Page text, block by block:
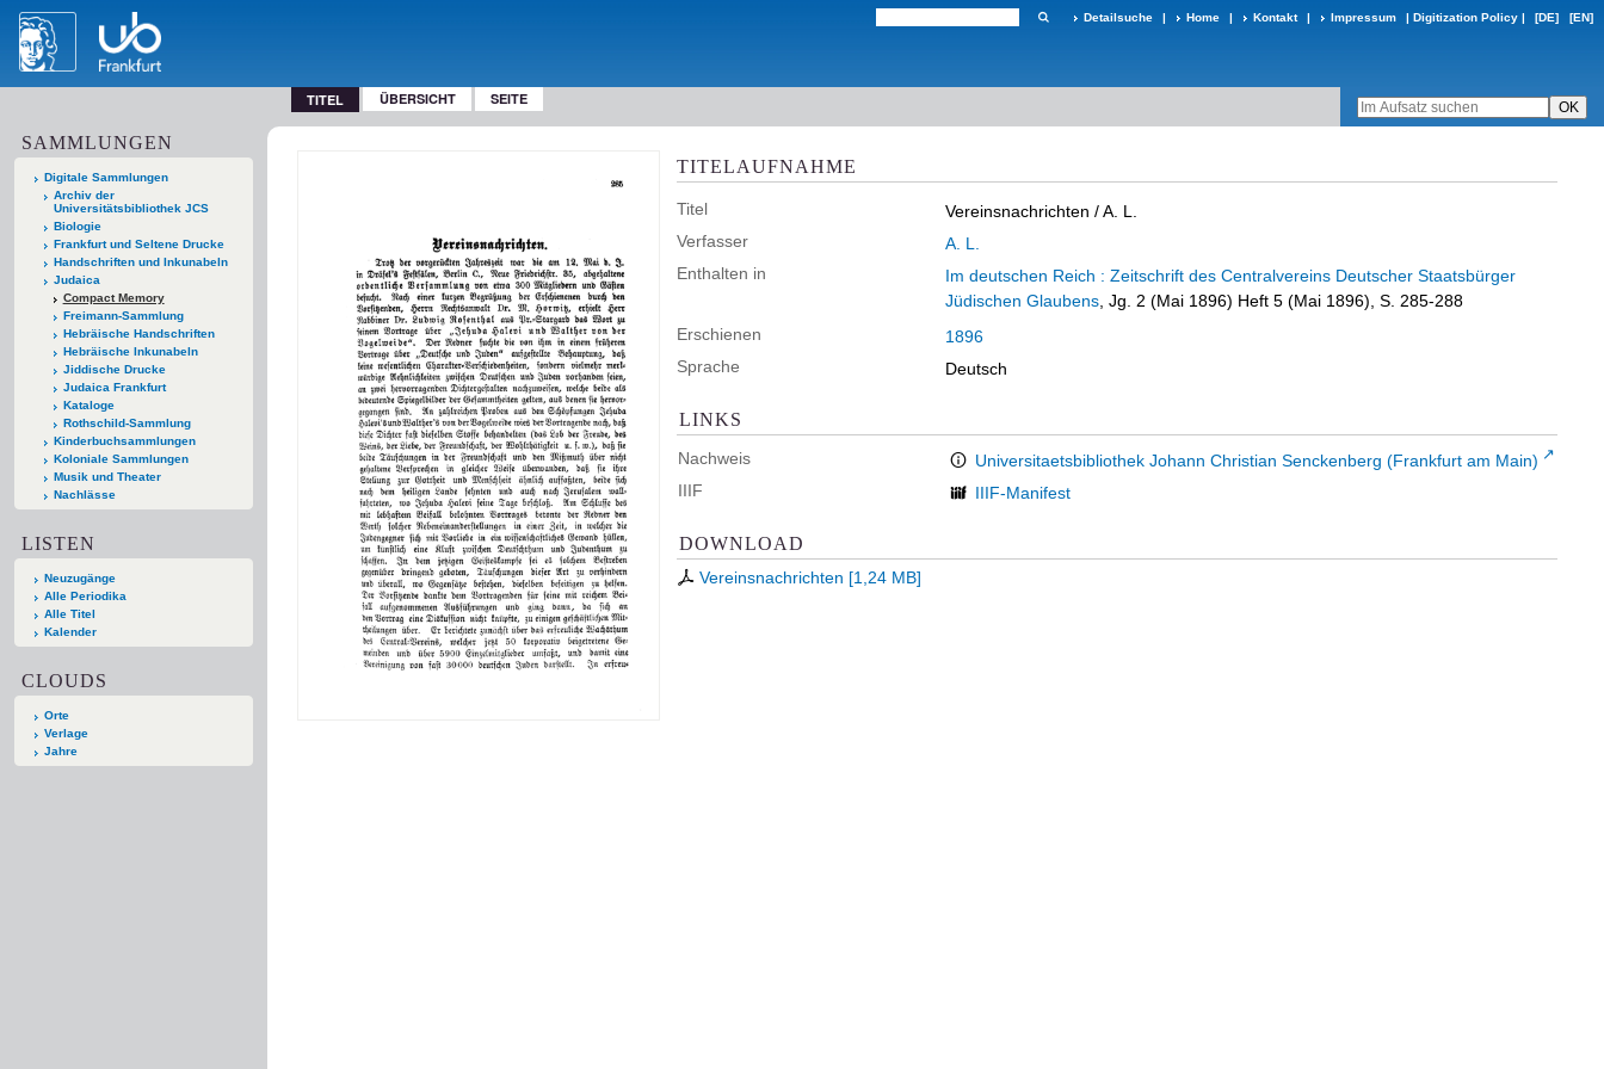
Detailsuche | Home | Kontakt | Impressum | Digitization Policy | [DE] [EN]
TITEL ÜBERSICHT SEITE
SAMMLUNGEN
Digitale Sammlungen
Archiv der
Universitätsbibliothek JCS
Biologie
Frankfurt und Seltene Drucke
Handschriften und Inkunabeln
Judaica
Compact Memory
Freimann-Sammlung
Hebräische Handschriften
Hebräische Inkunabeln
Jiddische Drucke
Judaica Frankfurt
Kataloge
Rothschild-Sammlung
Kinderbuchsammlungen
Koloniale Sammlungen
Musik und Theater
Nachlässe
LISTEN
Neuzugänge
Alle Periodika
Alle Titel
Kalender
CLOUDS
Orte
Verlage
Jahre
TITELAUFNAHME
Titel Vereinsnachrichten / A. L.
Verfasser
A. L.
Enthalten in
Im deutschen Reich : Zeitschrift des Centralvereins Deutscher Staatsbürger
Jüdischen Glaubens , Jg. 2 (Mai 1896) Heft 5 (Mai 1896), S. 285-288
Erschienen
1896
Sprache
Deutsch
LINKS
Nachweis
Universitaetsbibliothek Johann Christian Senckenberg (Frankfurt am Main)
IIIF
IIIF-Manifest
DOWNLOAD
Vereinsnachrichten [1,24 MB]